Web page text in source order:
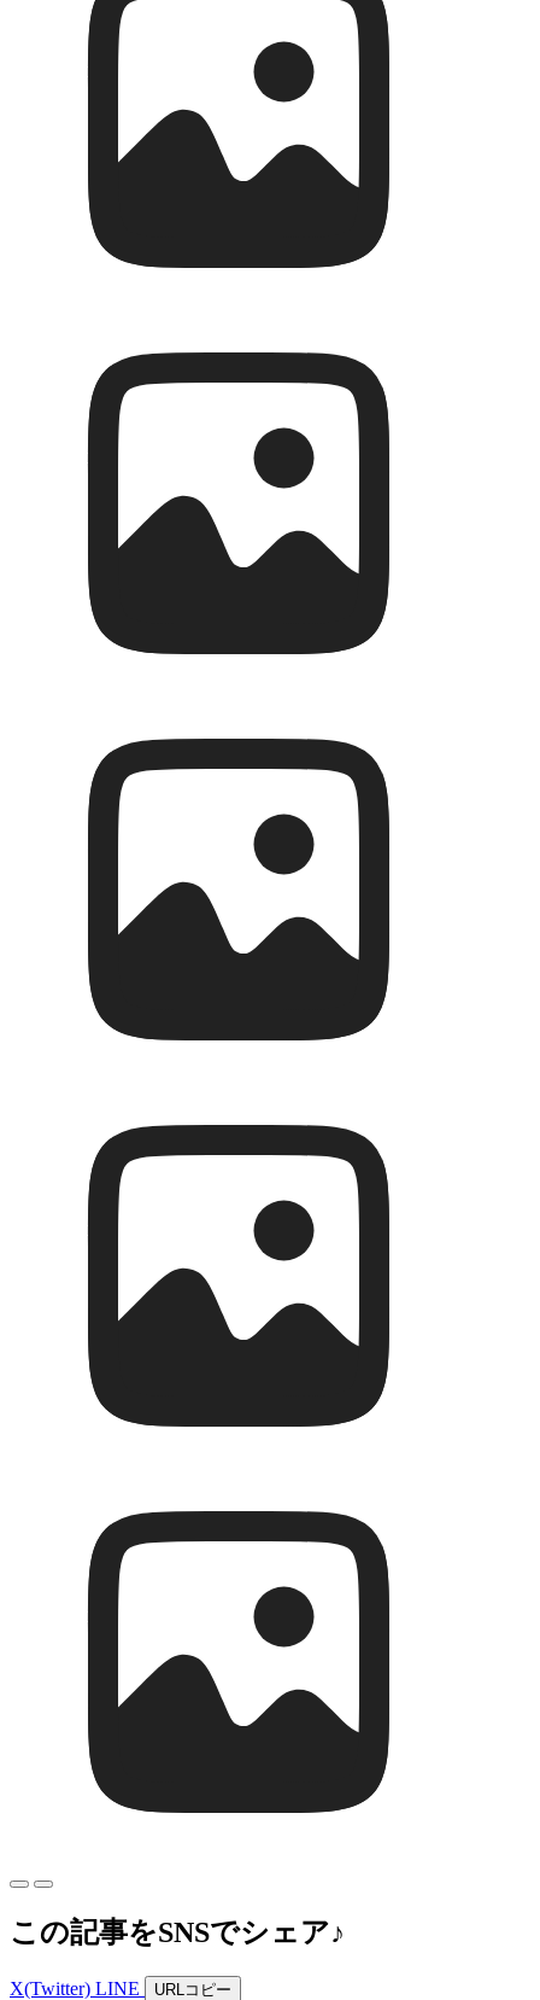
この記事をSNSでシェア♪
X(Twitter) LINE URLコピー